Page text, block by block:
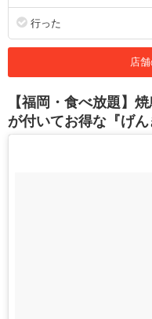
行った
店
【福岡・食べ放題】
が付いてお得な『げん